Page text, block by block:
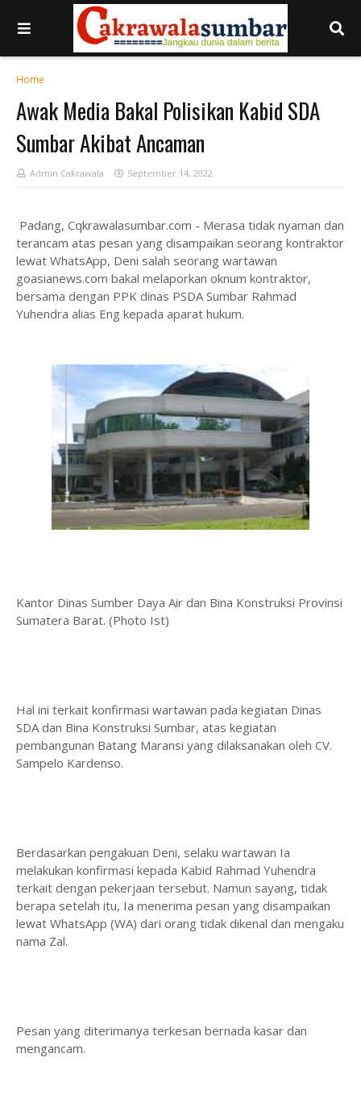
Home
Awak Media Bakal Polisikan Kabid SDA
Sumbar Akibat Ancaman
Admin Cakrawala September 14, 2022
Padang, Cqkrawalasumbar.com - Merasa tidak nyaman dan
terancam atas pesan yang disampaikan seorang kontraktor
lewat WhatsApp, Deni salah seorang wartawan
goasianews.com bakal melaporkan oknum kontraktor,
bersama dengan PPK dinas PSDA Sumbar Rahmad
Yuhendra alias Eng kepada aparat hukum.
Kantor Dinas Sumber Daya Air dan Bina Konstruksi Provinsi
Sumatera Barat. (Photo Ist)
Hal ini terkait konfirmasi wartawan pada kegiatan Dinas
SDA dan Bina Konstruksi Sumbar, atas kegiatan
pembangunan Batang Maransi yang dilaksanakan oleh CV.
Sampelo Kardenso.
Berdasarkan pengakuan Deni, selaku wartawan Ia
melakukan konfirmasi kepada Kabid Rahmad Yuhendra
terkait dengan pekerjaan tersebut. Namun sayang, tidak
berapa setelah itu, Ia menerima pesan yang disampaikan
lewat WhatsApp (WA) dari orang tidak dikenal dan mengaku
nama Zal.
Pesan yang diterimanya terkesan bernada kasar dan
mengancam.